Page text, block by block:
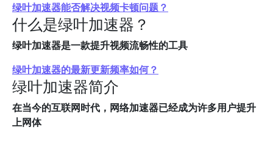
绿叶加速器能否解决视频卡顿问题？
什么是绿叶加速器？
绿叶加速器是一款提升视频流畅性的工具
绿叶加速器的最新更新频率如何？
绿叶加速器简介
在当今的互联网时代，网络加速器已经成为许多用户提升
上网体